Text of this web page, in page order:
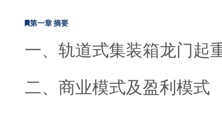
第一章 摘要
一、轨道式集装箱龙门起
二、商业模式及盈利模式